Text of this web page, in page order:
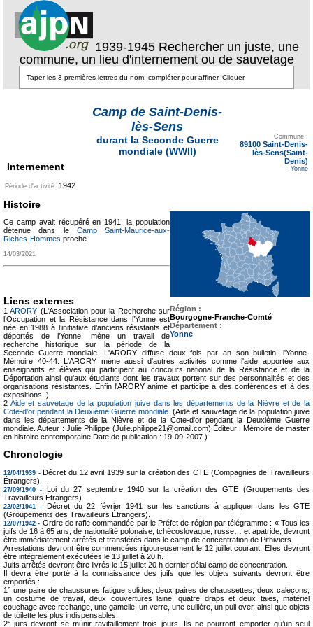
1939-1945 Rechercher un juste, une
commune, un lieu d'internement ou de sauvetage
Internement
Camp de Saint-Denis-
lès-Sens
durant la Seconde Guerre
mondiale (WWII)
Commune :
89100 Saint-Denis-
lès-Sens(Saint-
Denis)
- Yonne
Période d'activité: 1942
Région :
Bourgogne-Franche-Comté
Département :
Yonne
Histoire
Ce camp avait récupéré en 1941, la population
détenue dans le Camp Saint-Maurice-aux-
Riches-Hommes proche.
14/03/2021
Liens externes
1ARORY (L'Association pour la Recherche sur
l’Occupation et la Résistance dans l’Yonne est
née en 1988 à l’initiative d’anciens résistants et
déportés de l’Yonne, mène un travail de
recherche historique sur la période de la
Seconde Guerre mondiale. L'ARORY diffuse deux fois par an son bulletin, l'Yonne-
Mémoire 40-44. L'ARORY mène aussi d'autres activités comme l'aide apportée aux
enseignants et élèves qui participent au concours national de la Résistance et de la
Déportation ainsi qu'aux étudiants dont les travaux portent sur des personnalités et des
organisations résistantes. Enfin l'ARORY anime et participe à des conférences et à des
expositions. )
2 Aide et sauvetage de la population juive dans les départements de la Nièvre et de la
Cote-d'or pendant la Deuxième Guerre mondiale. (Aide et sauvetage de la population juive
dans les départements de la Nièvre et de la Cote-d'or pendant la Deuxième Guerre
mondiale. Auteur : Julie Philippe (Julie.philippe21@gmail.com) Éditeur : Mémoire de master
en histoire contemporaine Date de publication : 19-09-2007 )
Chronologie
12/04/1939 - Décret du 12 avril 1939 sur la création des CTE (Compagnies de Travailleurs
Étrangers).
27/09/1940 -
Loi du 27 septembre 1940 sur la création des GTE (Groupements des
Travailleurs Étrangers).
22/02/1941 -
Décret du 22 février 1941 sur les sanctions à appliquer dans les GTE
(Groupements des Travailleurs Étrangers).
12/07/1942 - Ordre de rafle commandée par le Préfet de région par télégramme : « Tous les
juifs de 16 à 65 ans, de nationalité polonaise, tchécoslovaque, russe… et apatride, devront
être immédiatement arrêtés et transférés dans le camp de concentration de Pithiviers.
Arrestations devront être commencées rigoureusement le 12 juillet courant. Elles devront
être intégralement exécutées le 13 juillet à 20 h.
Juifs arrêtés devront être livrés le 15 juillet 20 h dernier délai camp de concentration.
Il devra être porté à la connaissance des juifs que les objets suivants devront être
emportés :
1° une paire de chaussures fatigue solides, deux paires de chaussettes, deux caleçons,
un costume de travail, deux couvertures laine, quatre draps et deux taies, matériel
couchage avec rechange, une gamelle, un verre, une cuillère, un pull over, ainsi que objets
de toilette les plus indispensables.
2° juifs devront se munir ravitaillement trois jours. Ils ne pourront emporter qu’un seul